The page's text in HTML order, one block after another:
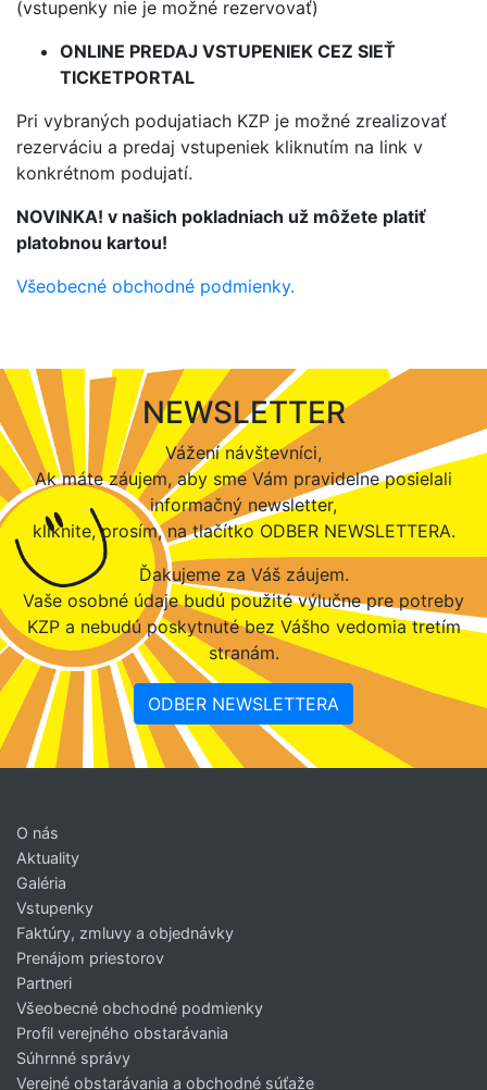
(vstupenky nie je možné rezervovať)
ONLINE PREDAJ VSTUPENIEK CEZ SIEŤ
TICKETPORTAL
Pri vybraných podujatiach KZP je možné zrealizovať
rezerváciu a predaj vstupeniek kliknutím na link v
konkrétnom podujatí.
NOVINKA! v našich pokladniach už môžete platiť
platobnou kartou!
Všeobecné obchodné podmienky.
NEWSLETTER
Vážení návštevníci,
Ak máte záujem, aby sme Vám pravidelne posielali
informačný newsletter,
kliknite, prosím, na tlačítko ODBER NEWSLETTERA.
Ďakujeme za Váš záujem.
Vaše osobné údaje budú použité výlučne pre potreby
KZP a nebudú poskytnuté bez Vášho vedomia tretím
stranám.
ODBER NEWSLETTERA
O nás
Aktuality
Galéria
Vstupenky
Faktúry, zmluvy a objednávky
Prenájom priestorov
Partneri
Všeobecné obchodné podmienky
Profil verejného obstarávania
Súhrnné správy
Verejné obstarávania a obchodné súťaže